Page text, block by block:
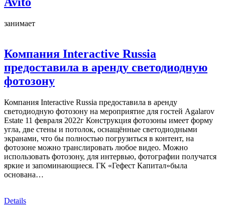
занимает
Компания Interactive Russia
предоставила в аренду светодиодную
фотозону
Компания Interactive Russia предоставила в аренду
светодиодную фотозону на мероприятие для гостей Agalarov
Estate 11 февраля 2022г Конструкция фотозоны имеет форму
угла, две стены и потолок, оснащённые светодиодными
экранами, что бы полностью погрузиться в контент, на
фотозоне можно транслировать любое видео. Можно
использовать фотозону, для интервью, фотографии получатся
яркие и запоминающиеся. ГК «Гефест Капитал»была
основана…
Details